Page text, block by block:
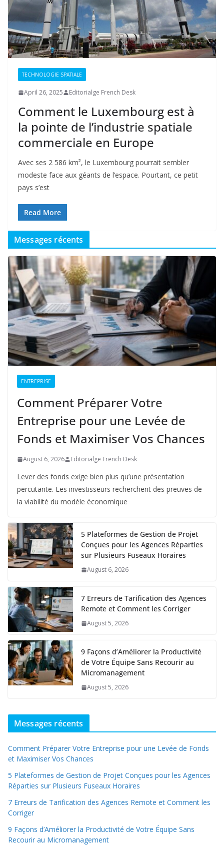
TECHNOLOGIE SPATIALE
April 26, 2025 Editorialge French Desk
Comment le Luxembourg est à
la pointe de l’industrie spatiale
commerciale en Europe
Avec ses 2 586 km², le Luxembourg pourrait sembler
modeste face aux géants de l’espace. Pourtant, ce petit
pays s’est
Read More
Messages récents
ENTREPRISE
Comment Préparer Votre
Entreprise pour une Levée de
Fonds et Maximiser Vos Chances
August 6, 2026 Editorialge French Desk
Lever des fonds exige bien plus qu’une présentation
percutante. Les investisseurs recherchent des preuves de
la viabilité du modèle économique
5 Plateformes de Gestion de Projet
Conçues pour les Agences Réparties
sur Plusieurs Fuseaux Horaires
August 6, 2026
7 Erreurs de Tarification des Agences
Remote et Comment les Corriger
August 5, 2026
9 Façons d’Améliorer la Productivité
de Votre Équipe Sans Recourir au
Micromanagement
August 5, 2026
Messages récents
Comment Préparer Votre Entreprise pour une Levée de Fonds
et Maximiser Vos Chances
5 Plateformes de Gestion de Projet Conçues pour les Agences
Réparties sur Plusieurs Fuseaux Horaires
7 Erreurs de Tarification des Agences Remote et Comment les
Corriger
9 Façons d’Améliorer la Productivité de Votre Équipe Sans
Recourir au Micromanagement